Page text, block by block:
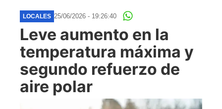
LOCALES 25/06/2026 - 19:26:40
Leve aumento en la
temperatura máxima y
segundo refuerzo de
aire polar